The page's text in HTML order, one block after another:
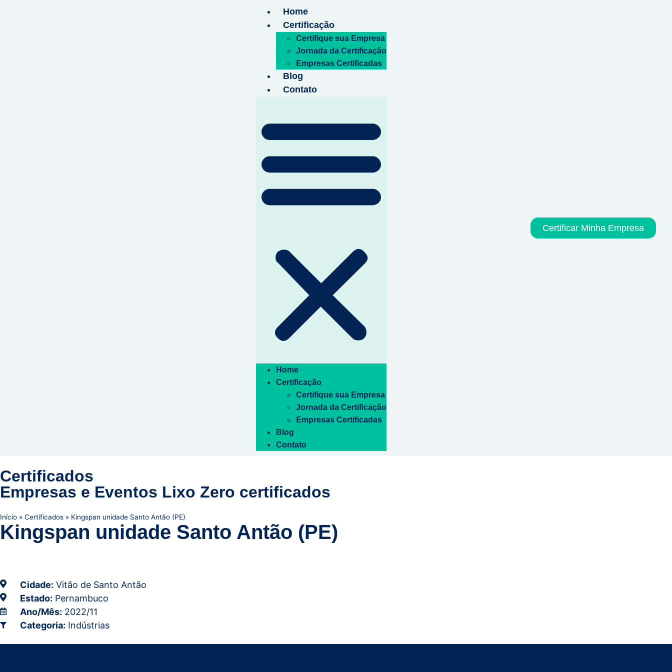
Home
Certificação
Certifique sua Empresa
Jornada da Certificação
Empresas Certificadas
Blog
Contato
Home
Certificação
Certifique sua Empresa
Jornada da Certificação
Empresas Certificadas
Blog
Contato
Certificar Minha Empresa
Certificados
Empresas e Eventos Lixo Zero certificados
Início » Certificados » Kingspan unidade Santo Antão (PE)
Kingspan unidade Santo Antão (PE)
Cidade: Vitão de Santo Antão
Estado: Pernambuco
Ano/Mês: 2022/11
Categoria: Indústrias